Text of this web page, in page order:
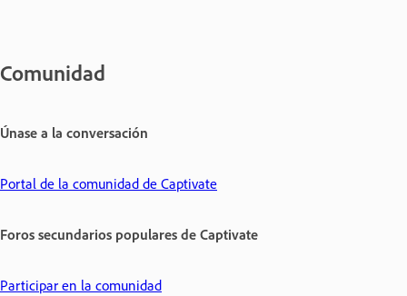
Comunidad
Únase a la conversación
Portal de la comunidad de Captivate
Foros secundarios populares de Captivate
Participar en la comunidad